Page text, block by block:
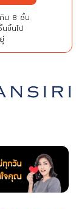
น 8 ชั้น
ขึ้นไป